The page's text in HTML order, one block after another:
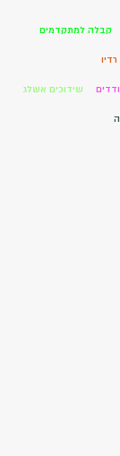
קבלה למתקדמים
רדיו
שידוכים אשלג